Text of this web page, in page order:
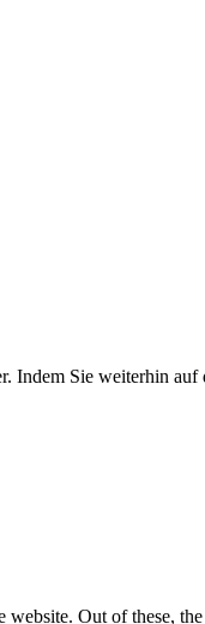
Indem Sie weiterhin
Out of these,